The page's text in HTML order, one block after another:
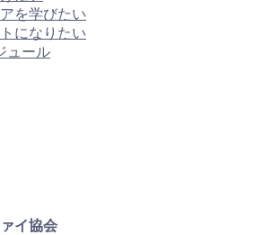
を学びたい
になりたい
ュール
イ協会